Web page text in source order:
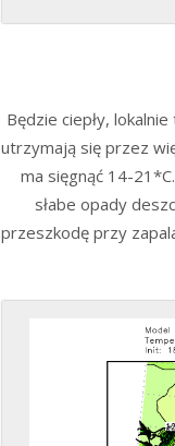
Będzie ciepły,
utrzymają się przez
ma sięgnąć 14-
słabe opady
przeszkodę przy